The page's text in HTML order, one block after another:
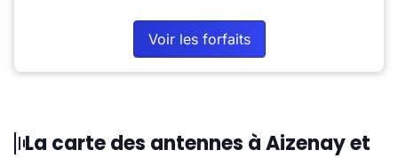
Voir les forfaits
La carte des antennes à Aizenay et